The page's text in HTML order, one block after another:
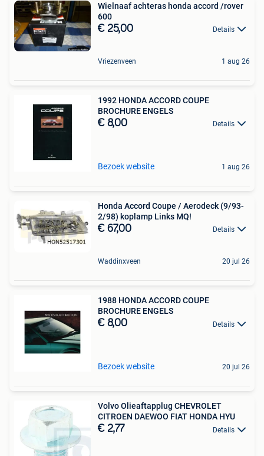
Wielnaaf achteras honda accord /rover
600
€ 25,00 Details
Vriezenveen 1 aug 26
1992 HONDA ACCORD COUPE
BROCHURE ENGELS
€ 8,00 Details
Bezoek website 1 aug 26
Honda Accord Coupe / Aerodeck (9/93-
2/98) koplamp Links MQ!
€ 67,00 Details
Waddinxveen 20 jul 26
1988 HONDA ACCORD COUPE
BROCHURE ENGELS
€ 8,00 Details
Bezoek website 20 jul 26
Volvo Olieaftapplug CHEVROLET
CITROEN DAEWOO FIAT HONDA HYU
€ 2,77 Details